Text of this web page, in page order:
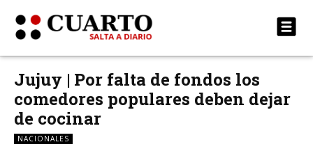
Jujuy | Por falta de fondos los
comedores populares deben dejar
de cocinar
NACIONALES